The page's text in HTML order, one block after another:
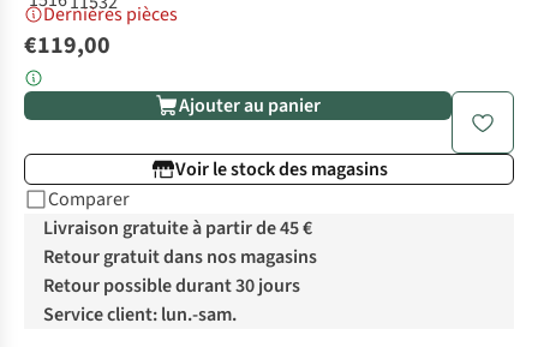
Dernières pièces
€119,00
Ajouter au panier
Voir le stock des magasins
Comparer
Livraison gratuite à partir de 45 €
Retour gratuit dans nos magasins
Retour possible durant 30 jours
Service client: lun.-sam.